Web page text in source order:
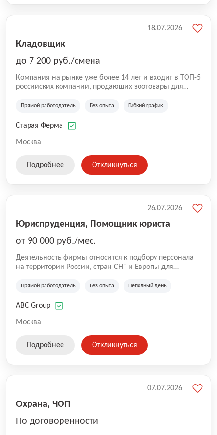
Кладовщик
до 7 200 руб./смена
Компания на рынке уже более 14 лет и входит в ТОП-5
российских компаний, продающих зоотовары для
компания владеет 5 розничными магазинами, а также
России (Wildberries, Ozon, Яндекс. Маркет и
на глобальной доставке товаров по всей территории
SKU, премиальные бренды кормов и собственные
Прямой работодатель Без опыта Гибкий график
Старая Ферма
Москва
18.07.2026
Подробнее Откликнуться
Юриспруденция, Помощник юриста
от 90 000 руб./мес.
Деятельность фирмы относится к подбору персонала
на территории России, стран СНГ и Европы для
культуре и развлечениям, информационным
Прямой работодатель Без опыта Неполный день
ABC Group
Москва
26.07.2026
Подробнее Откликнуться
Охрана, ЧОП
По договоренности
07.07.2026